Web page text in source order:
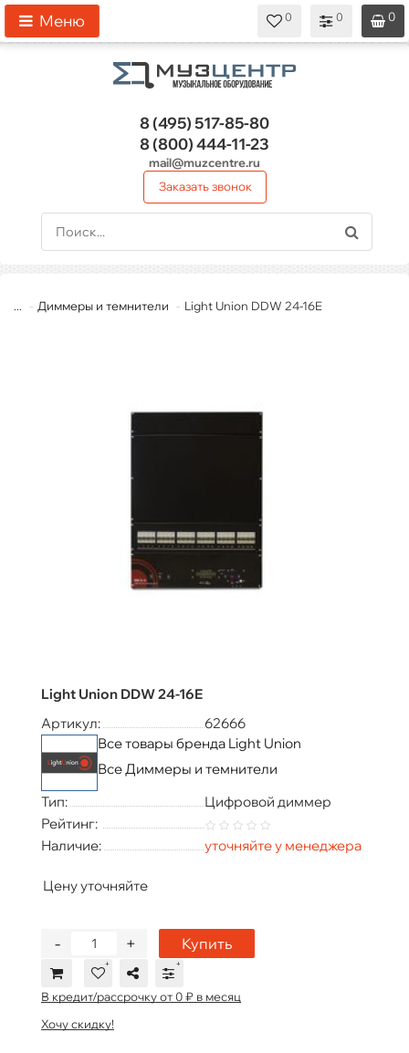
0
0
0
Меню
8 (495)517-85-80
8 (800)444-11-23
mail@muzcentre.ru
Заказать звонок
... Диммеры и темнители Light Union DDW 24-16E
Light Union DDW 24-16E
Артикул:
62666
Все товары бренда Light Union
Все Диммеры и темнители
Тип:
Цифровой диммер
Рейтинг:
Наличие:
уточняйте у менеджера
Цену уточняйте
+
- Купить
В кредит/рассрочку от 0 ₽ в месяц
Хочу скидку!